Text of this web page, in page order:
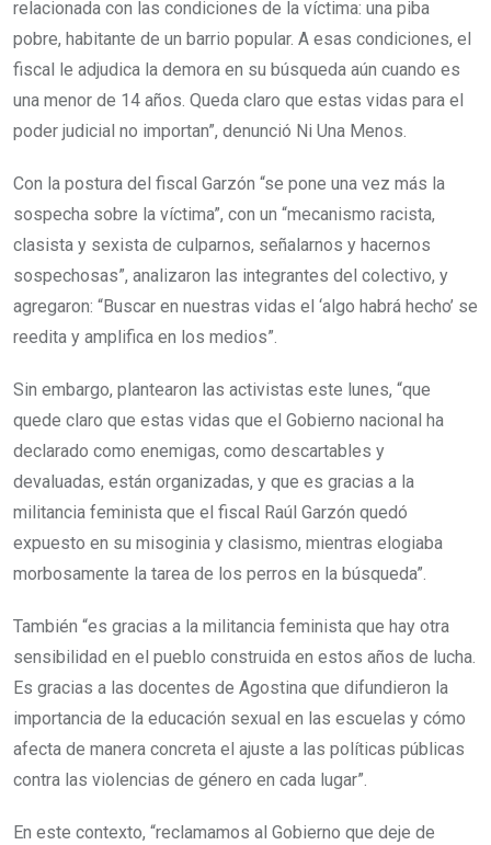
relacionada con las condiciones de la víctima: una piba
pobre, habitante de un barrio popular. A esas condiciones, el
fiscal le adjudica la demora en su búsqueda aún cuando es
una menor de 14 años. Queda claro que estas vidas para el
poder judicial no importan”, denunció Ni Una Menos.
Con la postura del fiscal Garzón “se pone una vez más la
sospecha sobre la víctima”, con un “mecanismo racista,
clasista y sexista de culparnos, señalarnos y hacernos
sospechosas”, analizaron las integrantes del colectivo, y
agregaron: “Buscar en nuestras vidas el ‘algo habrá hecho’ se
reedita y amplifica en los medios”.
Sin embargo, plantearon las activistas este lunes, “que
quede claro que estas vidas que el Gobierno nacional ha
declarado como enemigas, como descartables y
devaluadas, están organizadas, y que es gracias a la
militancia feminista que el fiscal Raúl Garzón quedó
expuesto en su misoginia y clasismo, mientras elogiaba
morbosamente la tarea de los perros en la búsqueda”.
También “es gracias a la militancia feminista que hay otra
sensibilidad en el pueblo construida en estos años de lucha.
Es gracias a las docentes de Agostina que difundieron la
importancia de la educación sexual en las escuelas y cómo
afecta de manera concreta el ajuste a las políticas públicas
contra las violencias de género en cada lugar”.
En este contexto, “reclamamos al Gobierno que deje de